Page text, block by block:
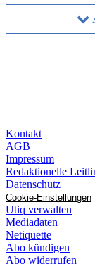
Kontakt
AGB
Impressum
Redaktionelle
Datenschutz
Cookie-Einstellungen
Utiq verwalten
Mediadaten
Netiquette
Abo kündigen
Abo widerrufen